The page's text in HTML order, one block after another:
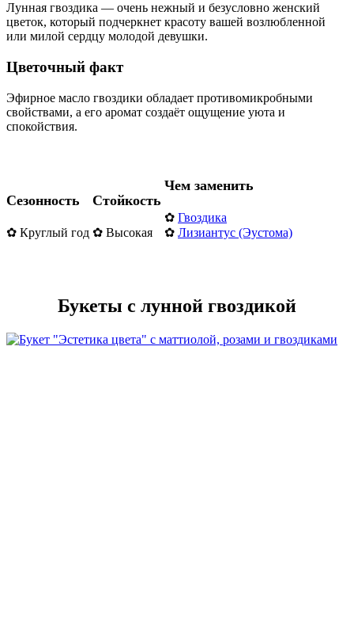
Лунная гвоздика — очень нежный и безусловно женский
цветок, который подчеркнет красоту вашей возлюбленной
или милой сердцу молодой девушки.
Цветочный факт
Эфирное масло гвоздики обладает противомикробными
свойствами, а его аромат создаёт ощущение уюта и
спокойствия.
Сезонность
✿ Круглый год
Стойкость
✿ Высокая
Чем заменить
✿ Гвоздика
✿ Лизиантус (Эустома)
Букеты с лунной гвоздикой